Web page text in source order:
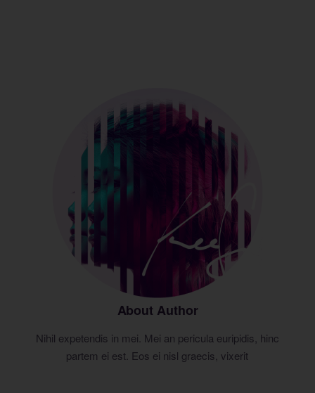
About Author
Nihil expetendis in mei. Mei an pericula euripidis, hinc
partem ei est. Eos ei nisl graecis, vixerit